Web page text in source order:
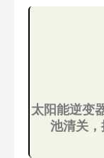
太阳能逆变
池清关